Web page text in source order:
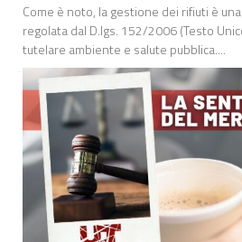
Come è noto, la gestione dei rifiuti è
regolata dal D.lgs. 152/2006 (Testo
tutelare ambiente e salute pubblica....